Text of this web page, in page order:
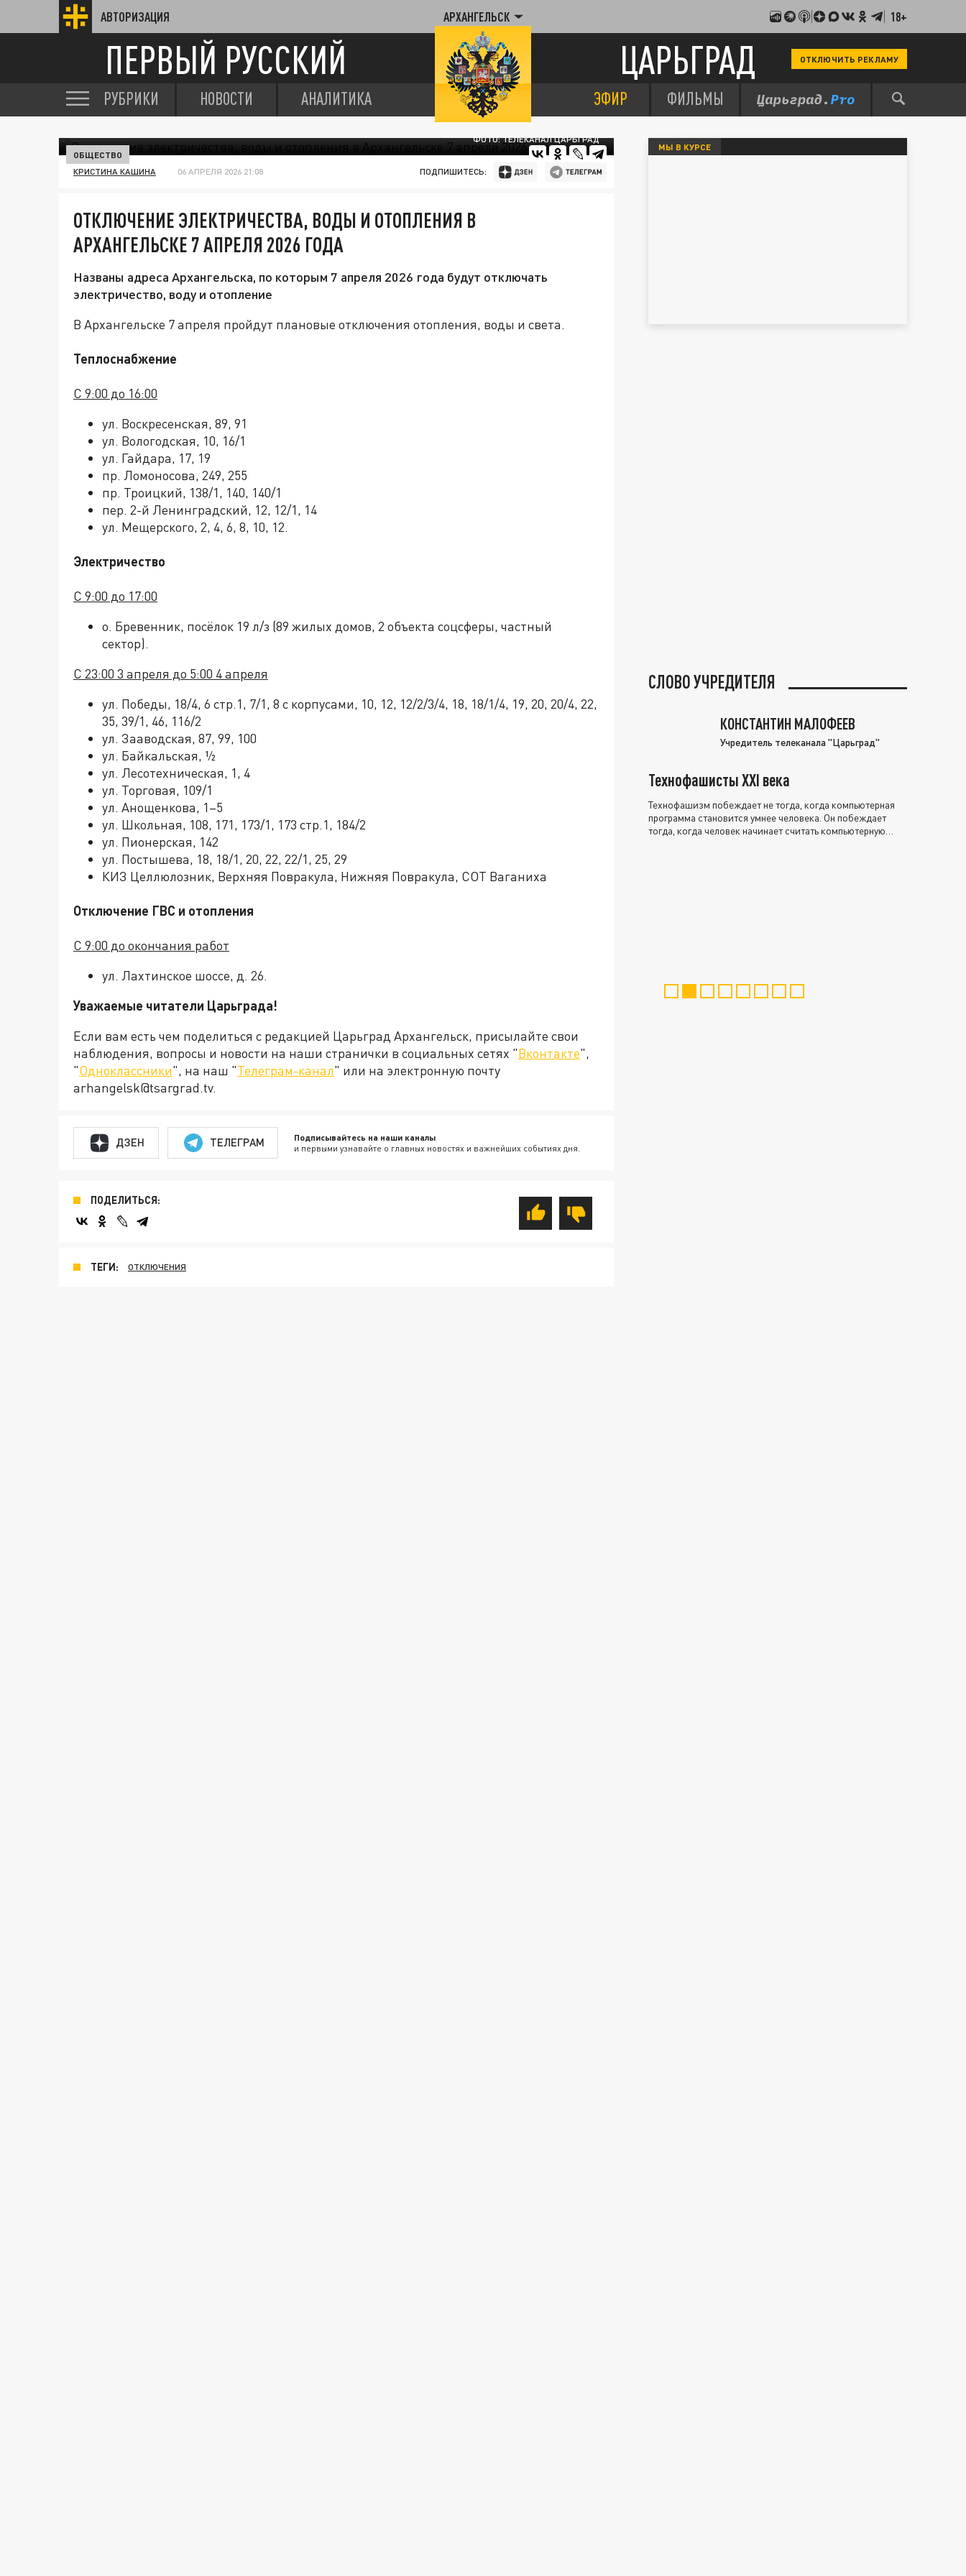
АВТОРИЗАЦИЯ АРХАНГЕЛЬСК 18+
ПЕРВЫЙ РУССКИЙ ЦАРЬГРАД ОТКЛЮЧИТЬ РЕКЛАМУ
РУБРИКИ НОВОСТИ АНАЛИТИКА ЭФИР ФИЛЬМЫ
ФОТО: ТЕЛЕКАНАЛ ЦАРЬГРАД
ОБЩЕСТВО
КРИСТИНА КАШИНА 06 АПРЕЛЯ 2026 21:08 ПОДПИШИТЕСЬ:
ОТКЛЮЧЕНИЕ ЭЛЕКТРИЧЕСТВА, ВОДЫ И ОТОПЛЕНИЯ В
АРХАНГЕЛЬСКЕ 7 АПРЕЛЯ 2026 ГОДА
Названы адреса Архангельска, по которым 7 апреля 2026 года будут отключать
электричество, воду и отопление
В Архангельске 7 апреля пройдут плановые отключения отопления, воды и света.
Теплоснабжение
С 9:00 до 16:00
ул. Воскресенская, 89, 91
ул. Вологодская, 10, 16/1
ул. Гайдара, 17, 19
пр. Ломоносова, 249, 255
пр. Троицкий, 138/1, 140, 140/1
пер. 2-й Ленинградский, 12, 12/1, 14
ул. Мещерского, 2, 4, 6, 8, 10, 12.
Электричество
С 9:00 до 17:00
о. Бревенник, посёлок 19 л/з (89 жилых домов, 2 объекта соцсферы, частный
сектор).
С 23:00 3 апреля до 5:00 4 апреля
ул. Победы, 18/4, 6 стр.1, 7/1, 8 с корпусами, 10, 12, 12/2/3/4, 18, 18/1/4, 19, 20, 20/4, 22,
35, 39/1, 46, 116/2
ул. Зааводская, 87, 99, 100
ул. Байкальская, ½
ул. Лесотехническая, 1, 4
ул. Торговая, 109/1
ул. Анощенкова, 1–5
ул. Школьная, 108, 171, 173/1, 173 стр.1, 184/2
ул. Пионерская, 142
ул. Постышева, 18, 18/1, 20, 22, 22/1, 25, 29
КИЗ Целлюлозник, Верхняя Повракула, Нижняя Повракула, СОТ Ваганиха
Отключение ГВС и отопления
С 9:00 до окончания работ
ул. Лахтинское шоссе, д. 26.
Уважаемые читатели Царьграда!
Если вам есть чем поделиться с редакцией Царьград Архангельск, присылайте свои
наблюдения, вопросы и новости на наши странички в социальных сетях "Вконтакте",
"Одноклассники", на наш "Телеграм-канал" или на электронную почту
arhangelsk@tsargrad.tv.
ДЗЕН ТЕЛЕГРАМ Подписывайтесь на наши каналы
и первыми узнавайте о главных новостях и важнейших событиях дня.
ПОДЕЛИТЬСЯ:
ТЕГИ: ОТКЛЮЧЕНИЯ
МЫ В КУРСЕ
СЛОВО УЧРЕДИТЕЛЯ
КОНСТАНТИН МАЛОФЕЕВ
Учредитель телеканала "Царьград"
Технофашисты XXI века
Технофашизм побеждает не тогда, когда компьютерная
программа становится умнее человека. Он побеждает
тогда, когда человек начинает считать компьютерную